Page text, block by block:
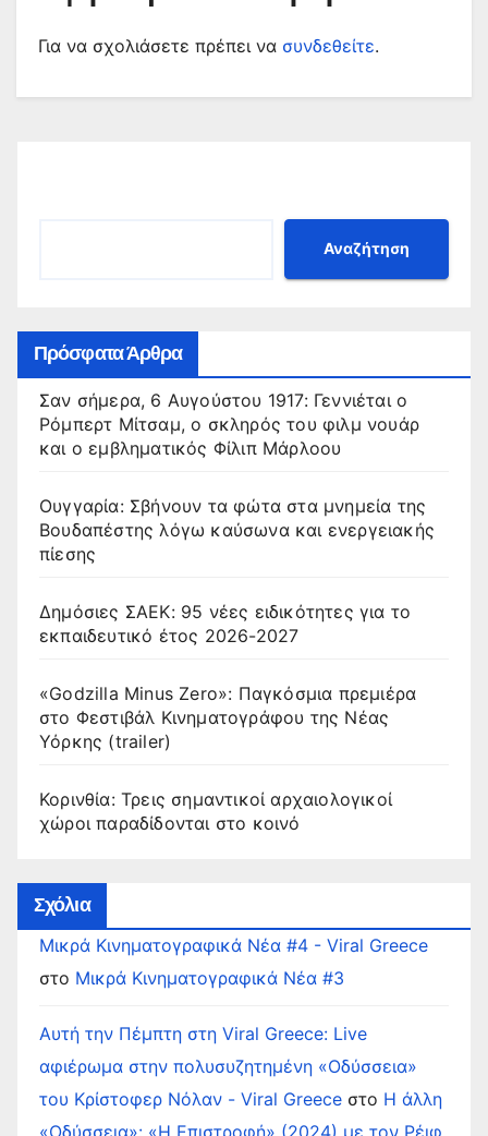
Για να σχολιάσετε πρέπει να συνδεθείτε.
Αναζήτηση
Πρόσφατα Άρθρα
Σαν σήμερα, 6 Αυγούστου 1917: Γεννιέται ο
Ρόμπερτ Μίτσαμ, ο σκληρός του φιλμ νουάρ
και ο εμβληματικός Φίλιπ Μάρλοου
Ουγγαρία: Σβήνουν τα φώτα στα μνημεία της
Βουδαπέστης λόγω καύσωνα και ενεργειακής
πίεσης
Δημόσιες ΣΑΕΚ: 95 νέες ειδικότητες για το
εκπαιδευτικό έτος 2026-2027
«Godzilla Minus Zero»: Παγκόσμια πρεμιέρα
στο Φεστιβάλ Κινηματογράφου της Νέας
Υόρκης (trailer)
Κορινθία: Τρεις σημαντικοί αρχαιολογικοί
χώροι παραδίδονται στο κοινό
Σχόλια
Μικρά Κινηματογραφικά Νέα #4 - Viral Greece
στο Μικρά Κινηματογραφικά Νέα #3
Αυτή την Πέμπτη στη Viral Greece: Live
αφιέρωμα στην πολυσυζητημένη «Οδύσσεια»
του Κρίστοφερ Νόλαν - Viral Greece στο Η άλλη